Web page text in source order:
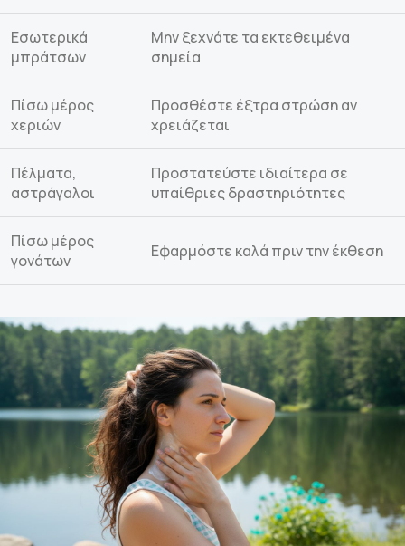
Εσωτερικά
μπράτσων
Μην ξεχνάτε τα εκτεθειμένα
σημεία
Πίσω μέρος
χεριών
Προσθέστε έξτρα στρώση αν
χρειάζεται
Πέλματα,
αστράγαλοι
Προστατεύστε ιδιαίτερα σε
υπαίθριες δραστηριότητες
Πίσω μέρος
γονάτων
Εφαρμόστε καλά πριν την έκθεση